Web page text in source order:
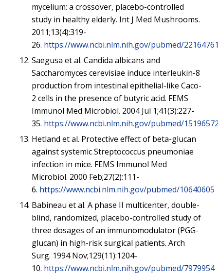
mycelium: a crossover, placebo-controlled
study in healthy elderly. Int J Med Mushrooms.
2011;13(4):319-
26. https://www.ncbi.nlm.nih.gov/pubmed/
Saegusa et al. Candida albicans and
Saccharomyces cerevisiae induce interleukin-8
production from intestinal epithelial-like Caco-
2 cells in the presence of butyric acid. FEMS
Immunol Med Microbiol. 2004 Jul 1;41(3):227-
35. https://www.ncbi.nlm.nih.gov/pubmed/
Hetland et al. Protective effect of beta-glucan
against systemic Streptococcus pneumoniae
infection in mice. FEMS Immunol Med
Microbiol. 2000 Feb;27(2):111-
6. https://www.ncbi.nlm.nih.gov/pubmed/10640605
Babineau et al. A phase II multicenter, double-
blind, randomized, placebo-controlled study of
three dosages of an immunomodulator (PGG-
glucan) in high-risk surgical patients. Arch
Surg. 1994 Nov;129(11):1204-
10. https://www.ncbi.nlm.nih.gov/pubmed/7979954